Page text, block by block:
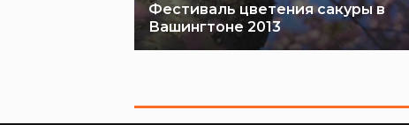
Фестиваль цветения сакуры в
Вашингтоне 2013